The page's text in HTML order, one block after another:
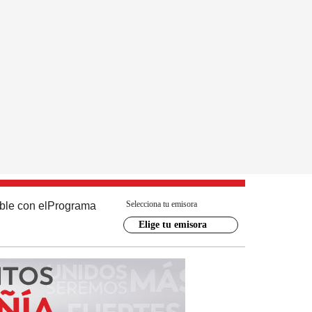
con el Programa Selecciona tu emisora
Elige tu emisora